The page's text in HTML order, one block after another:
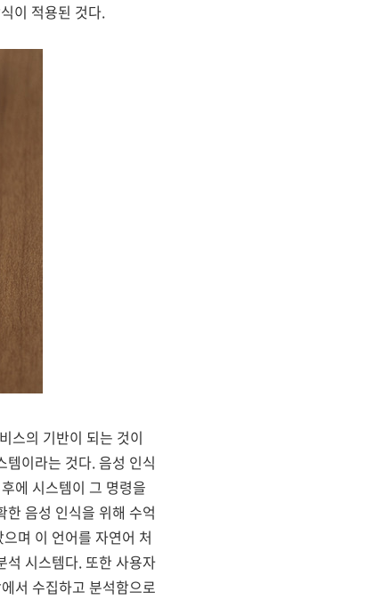
이 적용된 것다.
스의 기반이 되는 것이
이라는 것다. 음성 인식
에 시스템이 그 명령을
음성 인식을 위해 수억
며 이 언어를 자연어 처
석 시스템다. 또한 사용자
서 수집하고 분석함으로